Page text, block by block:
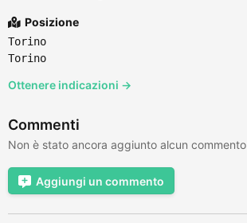
Posizione
Torino
Torino
Ottenere indicazioni →
Commenti
Non è stato ancora aggiunto alcun commento
Aggiungi un commento